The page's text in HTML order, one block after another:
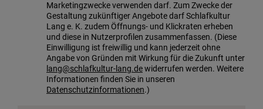
Marketingzwecke verwenden darf. Zum Zwecke der
Gestaltung zukünftiger Angebote darf Schlafkultur
Lang e. K. zudem Öffnungs- und Klickraten erheben
und diese in Nutzerprofilen zusammenfassen. (Diese
Einwilligung ist freiwillig und kann jederzeit ohne
Angabe von Gründen mit Wirkung für die Zukunft unter
lang@schlafkultur-lang.dewiderrufen werden. Weitere
Informationen finden Sie in unseren
Datenschutzinformationen.)